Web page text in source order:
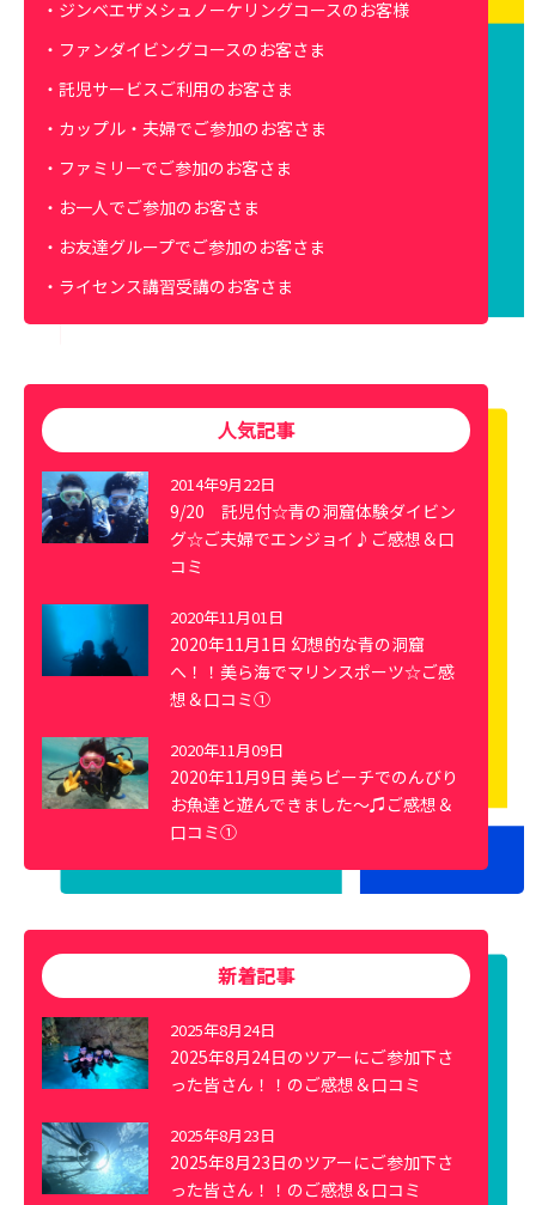
ジンベエザメシュノーケリングコースのお客様
ファンダイビングコースのお客さま
託児サービスご利用のお客さま
カップル・夫婦でご参加のお客さま
ファミリーでご参加のお客さま
お一人でご参加のお客さま
お友達グループでご参加のお客さま
ライセンス講習受講のお客さま
人気記事
2014年9月22日
9/20 託児付☆青の洞窟体験ダイビン
グ☆ご夫婦でエンジョイ♪ご感想＆口
コミ
2020年11月01日
2020年11月1日 幻想的な青の洞窟
へ！！美ら海でマリンスポーツ☆ご感
想＆口コミ①
2020年11月09日
2020年11月9日 美らビーチでのんびり
お魚達と遊んできました～♫ご感想＆
口コミ①
新着記事
2025年8月24日
2025年8月24日のツアーにご参加下さ
った皆さん！！のご感想＆口コミ
2025年8月23日
2025年8月23日のツアーにご参加下さ
った皆さん！！のご感想＆口コミ